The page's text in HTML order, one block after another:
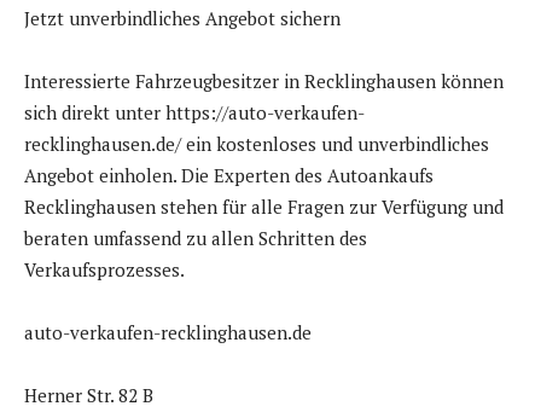
Jetzt unverbindliches Angebot sichern
Interessierte Fahrzeugbesitzer in Recklinghausen können
sich direkt unter https://auto-verkaufen-
recklinghausen.de/ ein kostenloses und unverbindliches
Angebot einholen. Die Experten des Autoankaufs
Recklinghausen stehen für alle Fragen zur Verfügung und
beraten umfassend zu allen Schritten des
Verkaufsprozesses.
auto-verkaufen-recklinghausen.de
Herner Str. 82 B